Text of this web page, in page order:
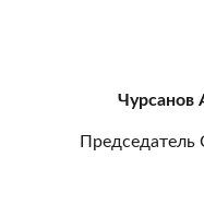
Чурсанов